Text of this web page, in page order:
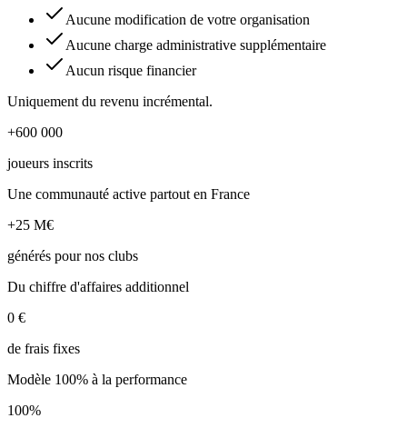
Aucune modification de votre organisation
Aucune charge administrative supplémentaire
Aucun risque financier
Uniquement du revenu incrémental.
+600 000
joueurs inscrits
Une communauté active partout en France
+25 M€
générés pour nos clubs
Du chiffre d'affaires additionnel
0 €
de frais fixes
Modèle 100% à la performance
100%